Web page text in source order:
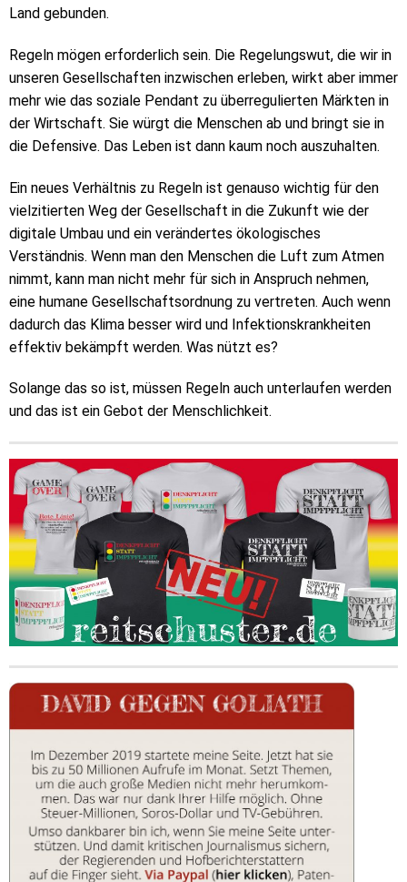
Land gebunden.
Regeln mögen erforderlich sein. Die Regelungswut, die wir in
unseren Gesellschaften inzwischen erleben, wirkt aber immer
mehr wie das soziale Pendant zu überregulierten Märkten in
der Wirtschaft. Sie würgt die Menschen ab und bringt sie in
die Defensive. Das Leben ist dann kaum noch auszuhalten.
Ein neues Verhältnis zu Regeln ist genauso wichtig für den
vielzitierten Weg der Gesellschaft in die Zukunft wie der
digitale Umbau und ein verändertes ökologisches
Verständnis. Wenn man den Menschen die Luft zum Atmen
nimmt, kann man nicht mehr für sich in Anspruch nehmen,
eine humane Gesellschaftsordnung zu vertreten. Auch wenn
dadurch das Klima besser wird und Infektionskrankheiten
effektiv bekämpft werden. Was nützt es?
Solange das so ist, müssen Regeln auch unterlaufen werden
und das ist ein Gebot der Menschlichkeit.